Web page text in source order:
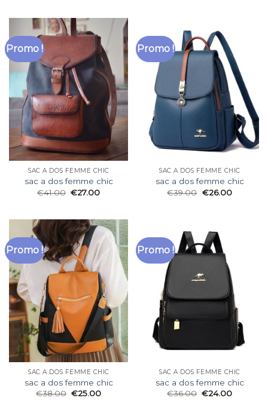
Promo !
SAC A DOS FEMME CHIC
sac a dos femme chic
€41.00 €27.00
Promo !
SAC A DOS FEMME CHIC
sac a dos femme chic
€39.00 €26.00
Promo !
SAC A DOS FEMME CHIC
sac a dos femme chic
€38.00 €25.00
Promo !
SAC A DOS FEMME CHIC
sac a dos femme chic
€36.00 €24.00